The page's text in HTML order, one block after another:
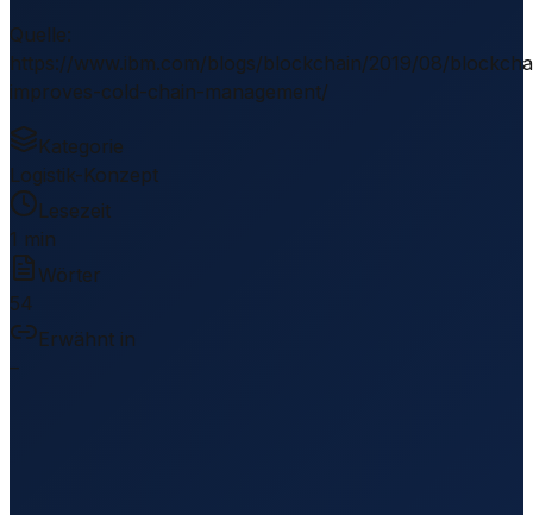
Quelle:
https://www.ibm.com/blogs/blockchain/2019/08/
improves-cold-chain-management/
Kategorie
Logistik-Konzept
Lesezeit
1 min
Wörter
54
Erwähnt in
–